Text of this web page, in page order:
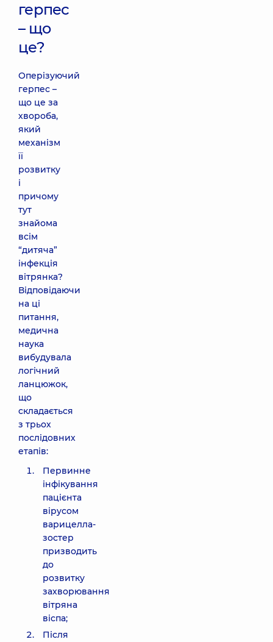
герпес
– що
це?
Оперізуючий
герпес –
що це за
хвороба,
який
механізм
її
розвитку
і
причому
тут
знайома
всім
“дитяча”
інфекція
вітрянка?
Відповідаючи
на ці
питання,
медична
наука
вибудувала
логічний
ланцюжок,
що
складається
з трьох
послідовних
етапів:
Первинне
інфікування
пацієнта
вірусом
варицелла-
зостер
призводить
до
розвитку
захворювання
вітряна
віспа;
Після